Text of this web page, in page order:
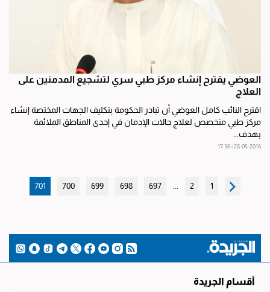
العوضي يقترح إنشاء مركز طبي سري لتشجيع المدمنين على
العلاج
اقترح النائب كامل العوضي أن تبادر الحكومة بتكليف الجهات المختصة إنشاء
مركز طبي متخصص لعلاج حالات الإدمان في إحدى المناطق الملائمة
بهدف...
28-05-2016 | 17:36
1
2
697
698
699
700
701
أقسام الجريدة